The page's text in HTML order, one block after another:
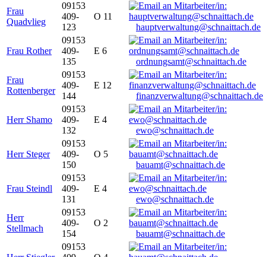
Frau
Quadvlieg
09153
409-
123
O 11
hauptverwaltung@schnaittach.de
Frau Rother
09153
409-
135
E 6
ordnungsamt@schnaittach.de
Frau
Rottenberger
09153
409-
144
E 12
finanzverwaltung@schnaittach.de
Herr Shamo
09153
409-
132
E 4
ewo@schnaittach.de
Herr Steger
09153
409-
150
O 5
bauamt@schnaittach.de
Frau Steindl
09153
409-
131
E 4
ewo@schnaittach.de
Herr
Stellmach
09153
409-
154
O 2
bauamt@schnaittach.de
09153